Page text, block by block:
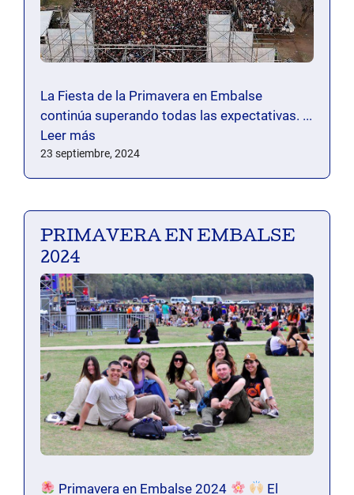
La Fiesta de la Primavera en Embalse
continúa superando todas las expectativas. ...
Leer más
23 septiembre, 2024
PRIMAVERA EN EMBALSE
2024
Primavera en Embalse 2024 El